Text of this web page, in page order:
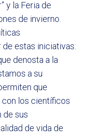
y la Feria de
de invierno.
estas iniciativas:
denosta a la
a su
que
los científicos
de sus
de vida de